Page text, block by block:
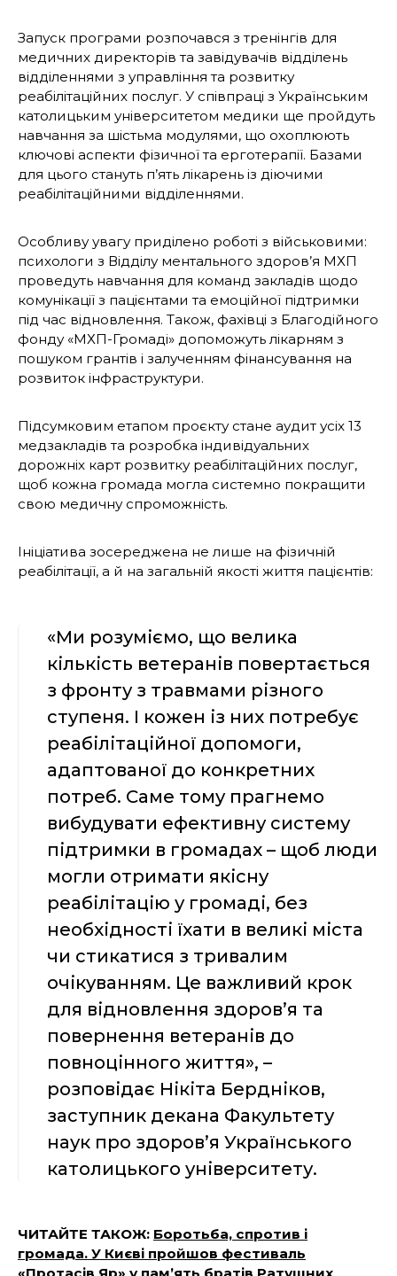
Запуск програми розпочався з тренінгів для
медичних директорів та завідувачів відділень
відділеннями з управління та розвитку
реабілітаційних послуг. У співпраці з Українським
католицьким університетом медики ще пройдуть
навчання за шістьма модулями, що охоплюють
ключові аспекти фізичної та ерготерапії. Базами
для цього стануть п’ять лікарень із діючими
реабілітаційними відділеннями.
Особливу увагу приділено роботі з військовими:
психологи з Відділу ментального здоров’я МХП
проведуть навчання для команд закладів щодо
комунікації з пацієнтами та емоційної підтримки
під час відновлення. Також, фахівці з Благодійного
фонду «МХП-Громаді» допоможуть лікарням з
пошуком грантів і залученням фінансування на
розвиток інфраструктури.
Підсумковим етапом проєкту стане аудит усіх 13
медзакладів та розробка індивідуальних
дорожніх карт розвитку реабілітаційних послуг,
щоб кожна громада могла системно покращити
свою медичну спроможність.
Ініціатива зосереджена не лише на фізичній
реабілітації, а й на загальній якості життя пацієнтів:
«Ми розуміємо, що велика
кількість ветеранів повертається
з фронту з травмами різного
ступеня. І кожен із них потребує
реабілітаційної допомоги,
адаптованої до конкретних
потреб. Саме тому прагнемо
вибудувати ефективну систему
підтримки в громадах – щоб люди
могли отримати якісну
реабілітацію у громаді, без
необхідності їхати в великі міста
чи стикатися з тривалим
очікуванням. Це важливий крок
для відновлення здоров’я та
повернення ветеранів до
повноцінного життя», –
розповідає Нікіта Бердніков,
заступник декана Факультету
наук про здоров’я Українського
католицького університету.
ЧИТАЙТЕ ТАКОЖ: Боротьба, спротив і
громада. У Києві пройшов фестиваль